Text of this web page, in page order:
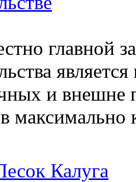
главной
и внешне
максимально
Калуга